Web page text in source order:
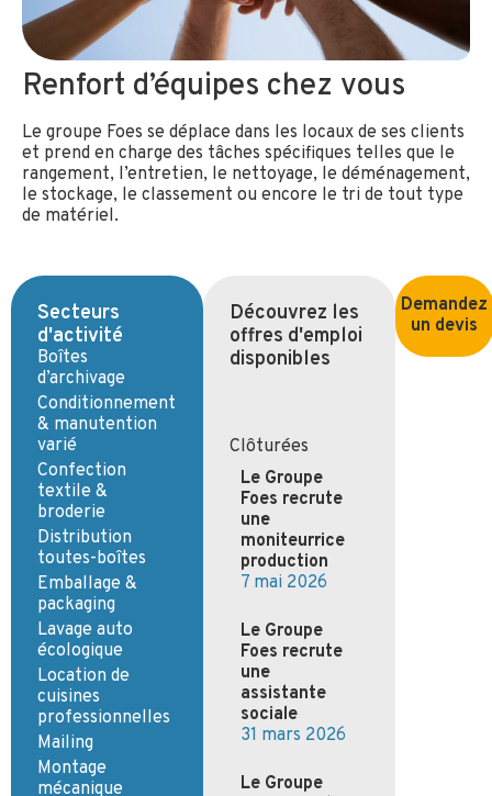
Renfort d’équipes chez vous
Le groupe Foes se déplace dans les locaux de ses clients
et prend en charge des tâches spécifiques telles que le
rangement, l’entretien, le nettoyage, le déménagement,
le stockage, le classement ou encore le tri de tout type
de matériel.
Secteurs
d'activité
Boîtes
d’archivage
Conditionnement
& manutention
varié
Confection
textile &
broderie
Distribution
toutes-boîtes
Emballage &
packaging
Lavage auto
écologique
Location de
cuisines
professionnelles
Mailing
Montage
mécanique
Découvrez les
offres d'emploi
disponibles
Clôturées
Le Groupe
Foes recrute
un·e
moniteur·rice
production
7 mai 2026
Le Groupe
Foes recrute
un·e
assistant·e
social·e
31 mars 2026
Le Groupe
Demandez
un devis